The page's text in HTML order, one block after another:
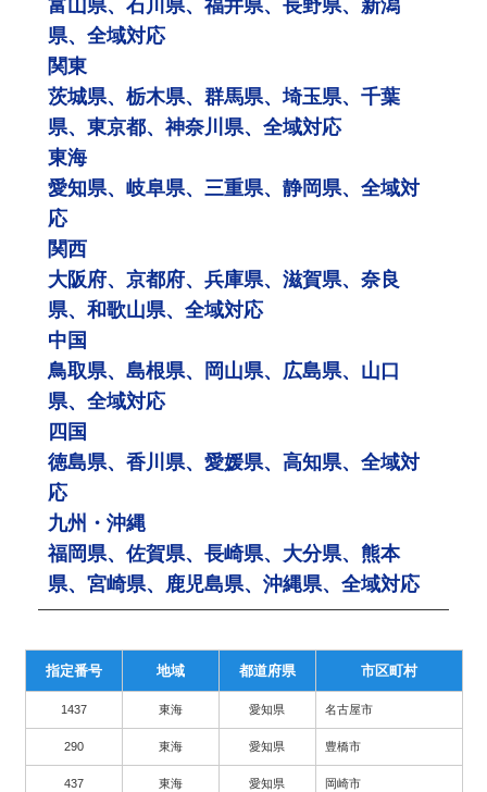
富山県、石川県、福井県、長野県、新潟
県、全域対応
関東
茨城県、栃木県、群馬県、埼玉県、千葉
県、東京都、神奈川県、全域対応
東海
愛知県、岐阜県、三重県、静岡県、全域対
応
関西
大阪府、京都府、兵庫県、滋賀県、奈良
県、和歌山県、全域対応
中国
鳥取県、島根県、岡山県、広島県、山口
県、全域対応
四国
徳島県、香川県、愛媛県、高知県、全域対
応
九州・沖縄
福岡県、佐賀県、長崎県、大分県、熊本
県、宮崎県、鹿児島県、沖縄県、全域対応
指定番号 地域 都道府県 市区町村
1437 東海 愛知県 名古屋市
290 東海 愛知県 豊橋市
437 東海 愛知県 岡崎市